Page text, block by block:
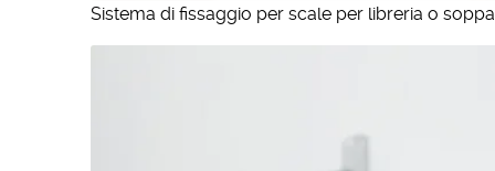
Sistema di fissaggio per scale per libreria o